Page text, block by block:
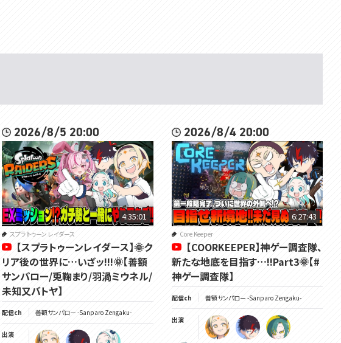
2026/8/5 20:00
4:35:01
スプラトゥーン レイダース
【スプラトゥーンレイダース】🌞ク
リア後の世界に…いざッ!!!🌞【善額
サンパロー/兎鞠まり/羽渦ミウネル/
未知又バトヤ】
配信ch 善額サンパロー -Sanparo Zengaku-
出演
2026/8/4 20:00
6:27:43
Core Keeper
【COORKEEPER】神ゲー調査隊、
新たな地底を目指す…!!Part3🌞【#
神ゲー調査隊】
配信ch 善額サンパロー -Sanparo Zengaku-
出演